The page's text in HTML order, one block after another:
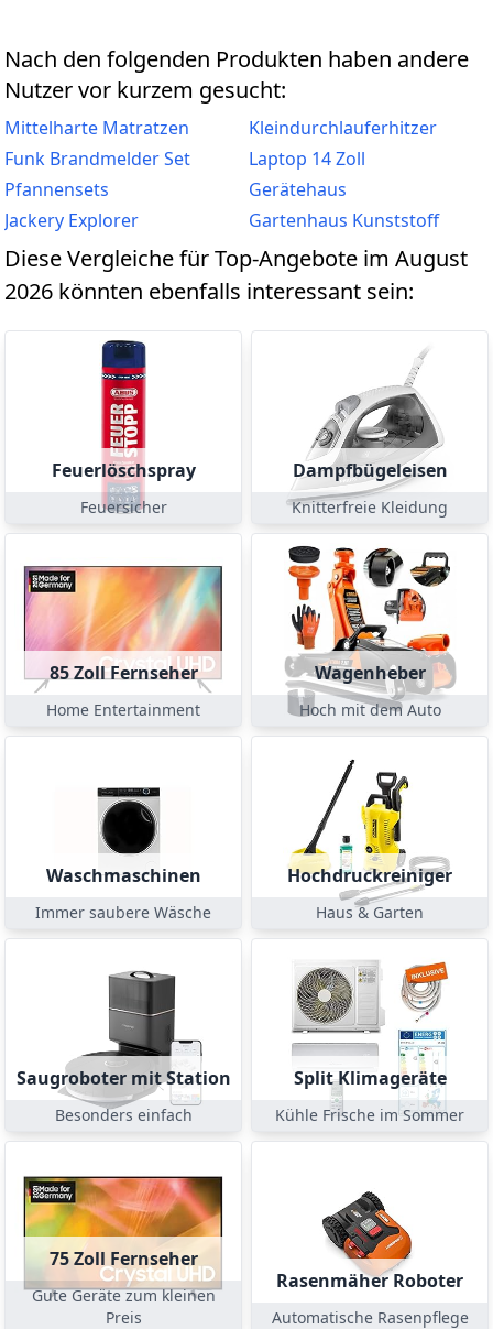
Nach den folgenden Produkten haben andere
Nutzer vor kurzem gesucht:
Mittelharte Matratzen
Kleindurchlauferhitzer
Funk Brandmelder Set
Laptop 14 Zoll
Pfannensets
Gerätehaus
Jackery Explorer
Gartenhaus Kunststoff
Diese Vergleiche für Top-Angebote im August
2026 könnten ebenfalls interessant sein:
Feuerlöschspray
Feuersicher
Dampfbügeleisen
Knitterfreie Kleidung
85 Zoll Fernseher
Home Entertainment
Wagenheber
Hoch mit dem Auto
Waschmaschinen
Immer saubere Wäsche
Hochdruckreiniger
Haus & Garten
Saugroboter mit Station
Besonders einfach
Split Klimageräte
Kühle Frische im Sommer
75 Zoll Fernseher
Gute Geräte zum kleinen
Preis
Rasenmäher Roboter
Automatische Rasenpflege